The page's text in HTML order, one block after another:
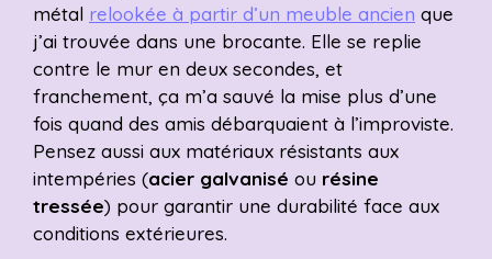
métal relookée à partir d’un meuble ancien que
j’ai trouvée dans une brocante. Elle se replie
contre le mur en deux secondes, et
franchement, ça m’a sauvé la mise plus d’une
fois quand des amis débarquaient à l’improviste.
Pensez aussi aux matériaux résistants aux
intempéries (acier galvanisé ou résine
tressée) pour garantir une durabilité face aux
conditions extérieures.